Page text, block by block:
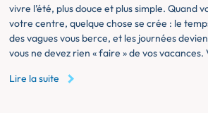
vivre l’été, plus douce et plus simple. Quand
votre centre, quelque chose se crée : le
des vagues vous berce, et les journées
vous ne devez rien « faire » de vos
Lire la suite